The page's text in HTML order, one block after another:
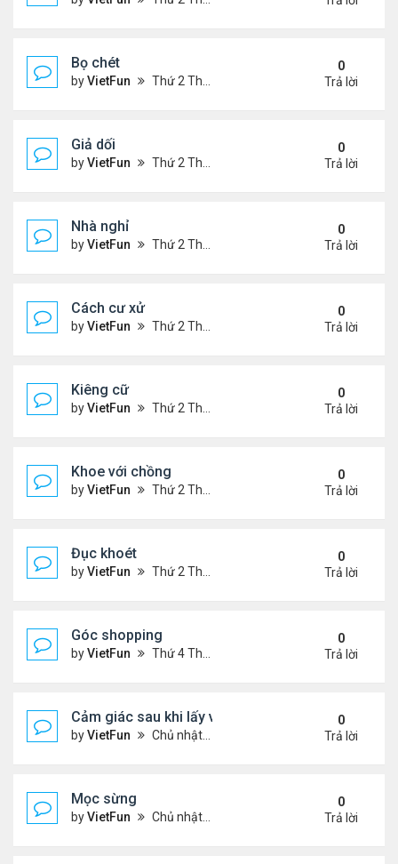
Bọ chét
byVietFun Thứ 2 Tháng 1 03, 2022 9:16 pm
0
Trả lời
Giả dối
byVietFun Thứ 2 Tháng 1 03, 2022 9:13 pm
0
Trả lời
Nhà nghỉ
byVietFun Thứ 2 Tháng 1 03, 2022 9:11 pm
0
Trả lời
Cách cư xử
byVietFun Thứ 2 Tháng 1 03, 2022 9:08 pm
0
Trả lời
Kiêng cữ
byVietFun Thứ 2 Tháng 1 03, 2022 9:07 pm
0
Trả lời
Khoe với chồng
byVietFun Thứ 2 Tháng 1 03, 2022 9:06 pm
0
Trả lời
Đục khoét
byVietFun Thứ 2 Tháng 1 03, 2022 9:05 pm
0
Trả lời
Góc shopping
byVietFun Thứ 4 Tháng 12 15, 2021 12:19 pm
0
Trả lời
Cảm giác sau khi lấy vợ
byVietFun Chủ nhật Tháng 12 12, 2021 11:24 pm
0
Trả lời
Mọc sừng
byVietFun Chủ nhật Tháng 12 12, 2021 11:23 pm
0
Trả lời